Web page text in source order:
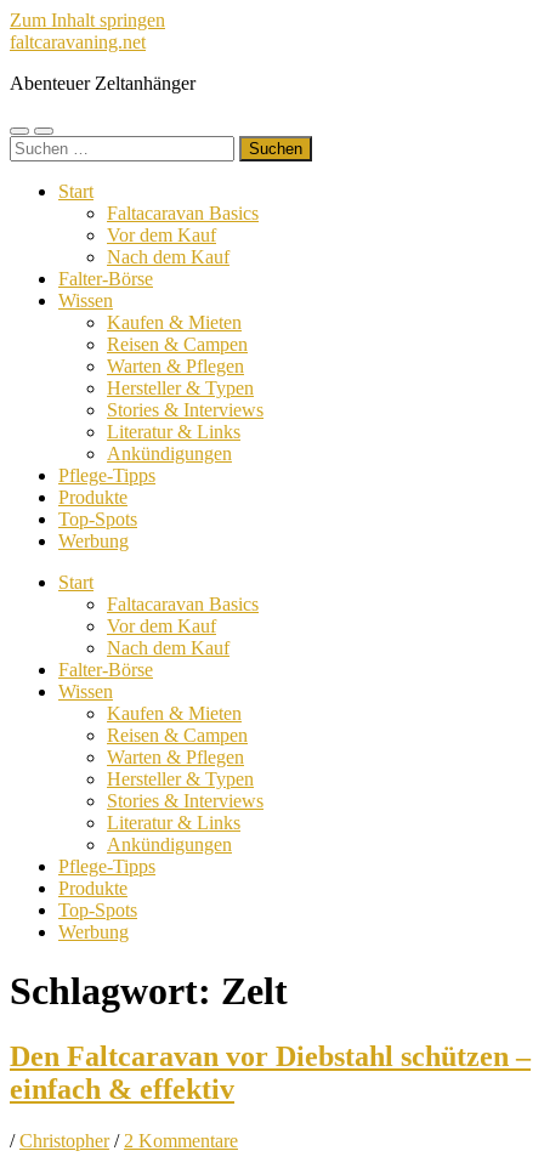
Zum Inhalt springen
faltcaravaning.net
Abenteuer Zeltanhänger
Mobile-
Menü
Suchfeld
ein-/ausblenden
Suchen
nach:
Start
Faltacaravan Basics
Vor dem Kauf
Nach dem Kauf
Falter-Börse
Wissen
Kaufen & Mieten
Reisen & Campen
Warten & Pflegen
Hersteller & Typen
Stories & Interviews
Literatur & Links
Ankündigungen
Pflege-Tipps
Produkte
Top-Spots
Werbung
Start
Faltacaravan Basics
Vor dem Kauf
Nach dem Kauf
Falter-Börse
Wissen
Kaufen & Mieten
Reisen & Campen
Warten & Pflegen
Hersteller & Typen
Stories & Interviews
Literatur & Links
Ankündigungen
Pflege-Tipps
Produkte
Top-Spots
Werbung
Schlagwort: Zelt
Den Faltcaravan vor Diebstahl schützen –
einfach & effektiv
/Christopher / 2 Kommentare